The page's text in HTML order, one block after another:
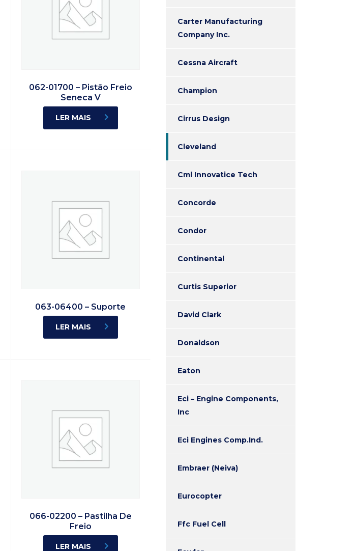
062-01700 – Pistão Freio
Seneca V
LER MAIS
063-06400 – Suporte
LER MAIS
066-02200 – Pastilha De
Freio
LER MAIS
Carter Manufacturing
Company Inc.
Cessna Aircraft
Champion
Cirrus Design
Cleveland
Cml Innovatice Tech
Concorde
Condor
Continental
Curtis Superior
David Clark
Donaldson
Eaton
Eci – Engine Components,
Inc
Eci Engines Comp.Ind.
Embraer (Neiva)
Eurocopter
Ffc Fuel Cell